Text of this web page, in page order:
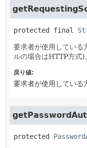
protected final
要求者が使用している
ルの場合はHTTP方式)。
戻り値:
要求者が使用している
protected